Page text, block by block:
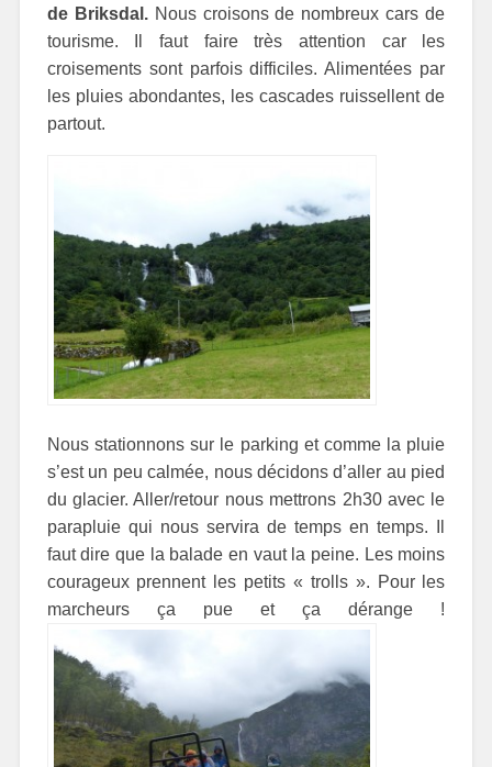
de Briksdal.Nous croisons de nombreux cars de
tourisme. Il faut faire très attention car les
croisements sont parfois difficiles. Alimentées par
les pluies abondantes, les cascades ruissellent de
partout.
Nous stationnons sur le parking et comme la pluie
s’est un peu calmée, nous décidons d’aller au pied
du glacier. Aller/retour nous mettrons 2h30 avec le
parapluie qui nous servira de temps en temps. Il
faut dire que la balade en vaut la peine. Les moins
courageux prennent les petits « trolls ». Pour les
marcheurs ça pue et ça dérange !